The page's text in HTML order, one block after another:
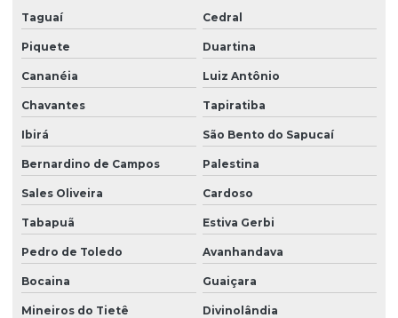
Taguaí Cedral
Piquete Duartina
Cananéia Luiz Antônio
Chavantes Tapiratiba
Ibirá São Bento do Sapucaí
Bernardino de Campos Palestina
Sales Oliveira Cardoso
Tabapuã Estiva Gerbi
Pedro de Toledo Avanhandava
Bocaina Guaiçara
Mineiros do Tietê Divinolândia